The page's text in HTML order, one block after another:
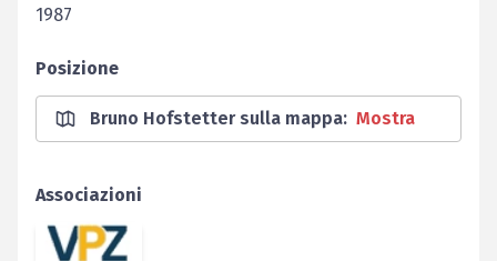
1987
Posizione
Bruno Hofstetter sulla mappa: Mostra
Associazioni